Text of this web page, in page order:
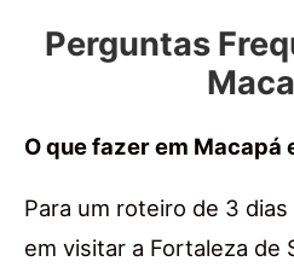
Perguntas
O que fazer em Macapá
Para um roteiro de 3
em visitar a Fortaleza de